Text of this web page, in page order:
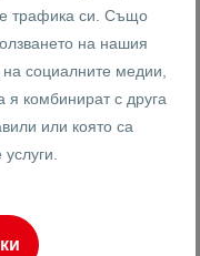
250 m 2
Площ
трафика си. Също
на нашия
социалните медии,
я комбинират с друга
или която са